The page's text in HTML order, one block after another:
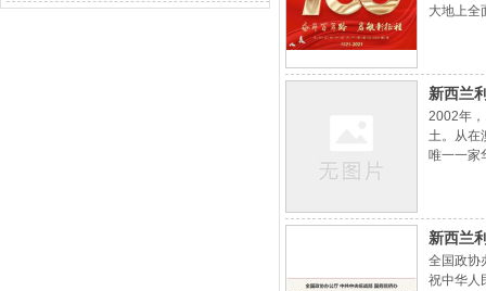
大地上全
新西兰
2002年
土。从在
唯一一家
新西兰
全国政协
祝中华人